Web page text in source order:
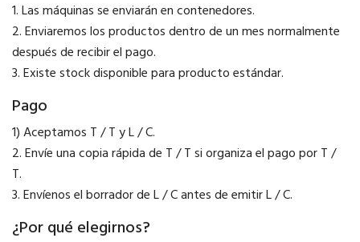
1. Las máquinas se enviarán en contenedores.
2. Enviaremos los productos dentro de un mes normalmente
después de recibir el pago.
3. Existe stock disponible para producto estándar.
Pago
1) Aceptamos T / T y L / C.
2. Envíe una copia rápida de T / T si organiza el pago por T /
T.
3. Envíenos el borrador de L / C antes de emitir L / C.
¿Por qué elegirnos?